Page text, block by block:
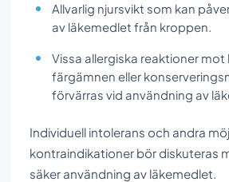
Allvarlig njursvikt som kan
av läkemedlet från kroppen.
Vissa allergiska reaktioner mot
färgämnen eller
förvärras vid användning av
Individuell intolerans och andra
kontraindikationer bör diskuteras
säker användning av läkemedlet.